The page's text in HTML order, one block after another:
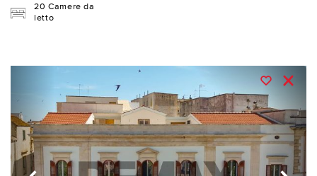
20 Camere da
letto